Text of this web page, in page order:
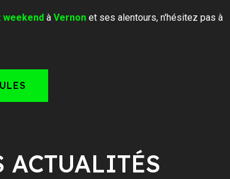
à Vernon et ses alentours, n'hésitez pas à
ACTUALITÉS